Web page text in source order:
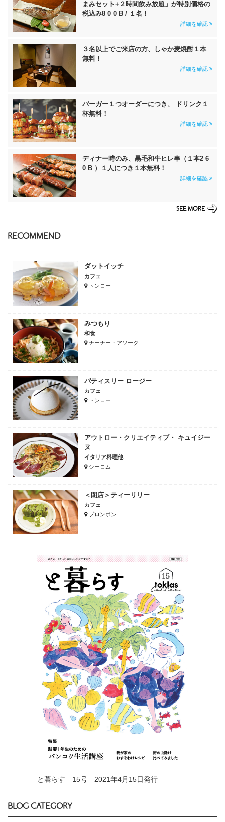
まみセット+２時間飲み放題」が特別価格の
税込み8 0 0 B / １名！
詳細を確認
３名以上でご来店の方、しゃか麦焼酎１本
無料！
詳細を確認
バーガー１つオーダーにつき、 ドリンク１
杯無料！
詳細を確認
ディナー時のみ、黒毛和牛ヒレ串（１本2 6
0 B ）１人につき１本無料！
詳細を確認
SEE MORE
RECOMMEND
ダットイッチ
カフェ
トンロー
みつもり
和食
ナーナー・アソーク
パティスリー ロージー
カフェ
トンロー
アウトロー・クリエイティブ・ キュイジー
ヌ
イタリア料理他
シーロム
＜閉店＞ティーリリー
カフェ
プロンポン
と暮らす 15号 2021年4月15日発行
BLOG CATEGORY